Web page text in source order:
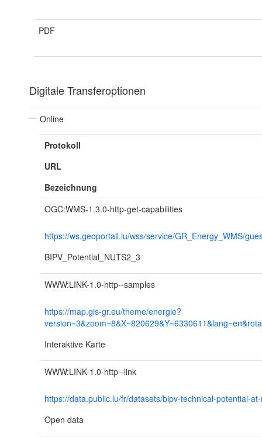
PDF
Digitale Transferoptionen
Online
Protokoll
URL
Bezeichnung
OGC:WMS-1.3.0-http-get-capabilities
https://ws.geoportail.lu/wss/service/GR_Energy_WMS/
BIPV_Potential_NUTS2_3
WWW:LINK-1.0-http--samples
https://map.gis-gr.eu/theme/energie?
Interaktive Karte
WWW:LINK-1.0-http--link
https://data.public.lu/fr/datasets/bipv-technical-potential-
Open data